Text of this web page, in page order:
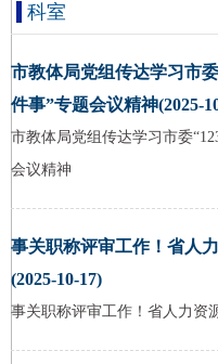
科室
市教体局党组传达学习市
件事”专题会议精神(2025-
市教体局党组传达学习市委
会议精神
事关职称评审工作！省人
(2025-10-17)
事关职称评审工作！省人力资